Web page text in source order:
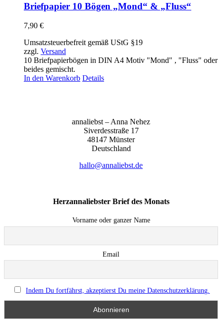
Briefpapier 10 Bögen „Mond“ & „Fluss“
7,90 €
Umsatzsteuerbefreit gemäß UStG §19
zzgl. Versand
10 Briefpapierbögen in DIN A4 Motiv "Mond" , "Fluss" oder
beides gemischt.
In den Warenkorb Details
anna­liebst – Anna Nehez
Sive­r­des­stra­ße 17
48147 Müns­ter
Deutsch­land
hallo@annaliebst.de
Herzannaliebster Brief des Monats
Vorname oder ganzer Name
Email
Indem Du fortfährst, akzeptierst Du meine Datenschutzerklärung.